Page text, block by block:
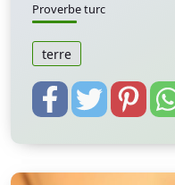
Proverbe turc
terre